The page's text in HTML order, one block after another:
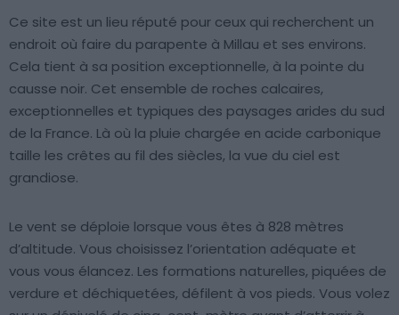
Ce site est un lieu réputé pour ceux qui recherchent un
endroit où faire du parapente à Millau et ses environs.
Cela tient à sa position exceptionnelle, à la pointe du
causse noir. Cet ensemble de roches calcaires,
exceptionnelles et typiques des paysages arides du sud
de la France. Là où la pluie chargée en acide carbonique
taille les crêtes au fil des siècles, la vue du ciel est
grandiose.
Le vent se déploie lorsque vous êtes à 828 mètres
d’altitude. Vous choisissez l’orientation adéquate et
vous vous élancez. Les formations naturelles, piquées de
verdure et déchiquetées, défilent à vos pieds. Vous volez